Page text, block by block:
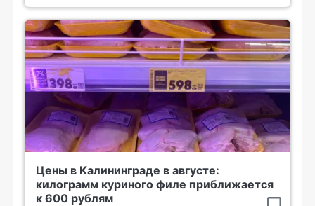
Цены в Калининграде в августе:
килограмм куриного филе приближается
к 600 рублям